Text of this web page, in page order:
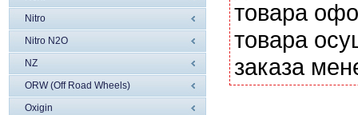
Nitro
Nitro N2O
NZ
ORW (Off Road Wheels)
Oxigin
товара
товара
заказа